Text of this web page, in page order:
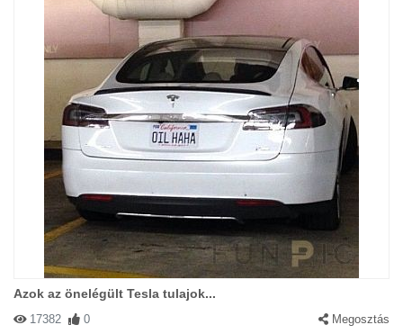
Azok az önelégült Tesla tulajok...
17382 0 Megosztás